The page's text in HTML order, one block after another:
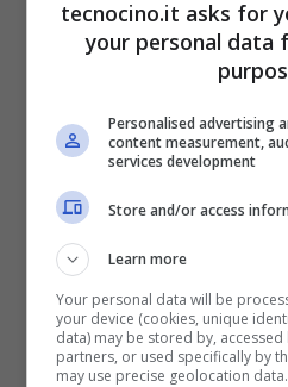
tecnocino.it asks for
your personal data
Personalised advertising
content measurement,
services development
Store and/or access
Learn more
Your personal data will be
your device (cookies, unique
data) may be stored by,
partners, or used specifically by
may use precise geolocation data.